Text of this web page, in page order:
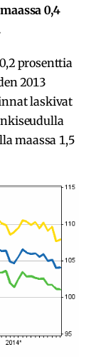
0,4
prosenttia
2013
laskivat
maassa 1,5